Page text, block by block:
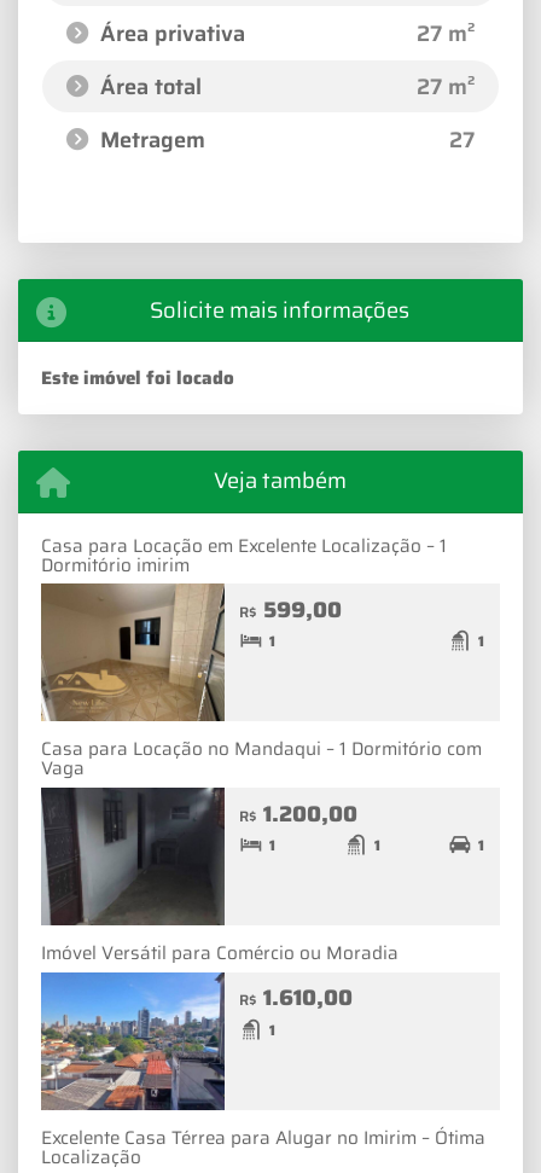
Área privativa
27 m²
Área total
27 m²
Metragem
27
Solicite mais informações
Este imóvel foi locado
Veja também
Casa para Locação em Excelente Localização – 1
Dormitório imirim
R$ 599,00
1 1
Casa para Locação no Mandaqui – 1 Dormitório com
Vaga
R$ 1.200,00
1 1 1
Imóvel Versátil para Comércio ou Moradia
R$ 1.610,00
1
Excelente Casa Térrea para Alugar no Imirim – Ótima
Localização